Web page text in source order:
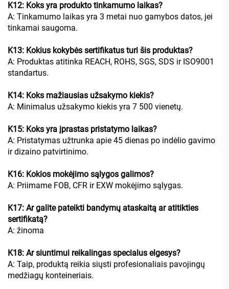
K12: Koks yra produkto tinkamumo laikas?
A: Tinkamumo laikas yra 3 metai nuo gamybos datos, jei
tinkamai saugoma.
K13: Kokius kokybės sertifikatus turi šis produktas?
A: Produktas atitinka REACH, ROHS, SGS, SDS ir ISO9001
standartus.
K14: Koks mažiausias užsakymo kiekis?
A: Minimalus užsakymo kiekis yra 7 500 vienetų.
K15: Koks yra įprastas pristatymo laikas?
A: Pristatymas užtrunka apie 45 dienas po indėlio gavimo
ir dizaino patvirtinimo.
K16: Kokios mokėjimo sąlygos galimos?
A: Priimame FOB, CFR ir EXW mokėjimo sąlygas.
K17: Ar galite pateikti bandymų ataskaitą ar atitikties
sertifikatą?
A: žinoma
K18: Ar siuntimui reikalingas specialus elgesys?
A: Taip, produktą reikia siųsti profesionaliais pavojingų
medžiagų konteineriais.